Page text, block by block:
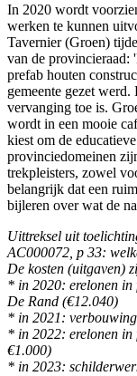
In 2020 wordt
werken te kunnen
Tavernier (Groen)
van de provincieraad:
prefab houten
gemeente gezet
vervanging toe is.
wordt in een mooie
kiest om de
provinciedomeinen
trekpleisters, zowel
belangrijk dat een
bijleren over wat de
Uittreksel uit
AC000072, p 33:
De kosten (uitgaven)
* in 2020: erelonen in
De Rand (€12.040)
* in 2021:
* in 2022: erelonen
€1.000)
* in 2023: